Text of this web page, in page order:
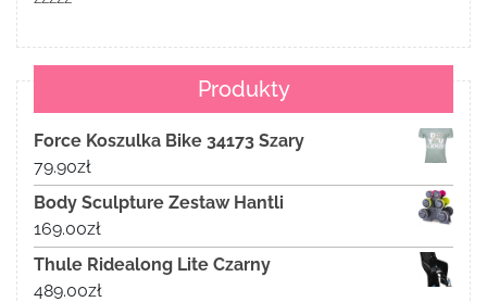
Produkty
Force Koszulka Bike 34173 Szary
79.90zł
Body Sculpture Zestaw Hantli
169.00zł
Thule Ridealong Lite Czarny
489.00zł